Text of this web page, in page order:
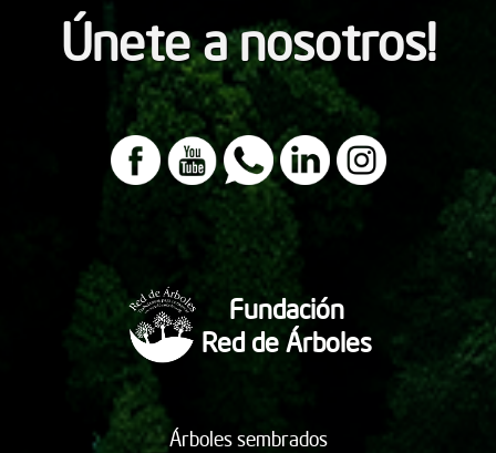
Únete a nosotros!
Fundación
Red de Árboles
Árboles sembrados